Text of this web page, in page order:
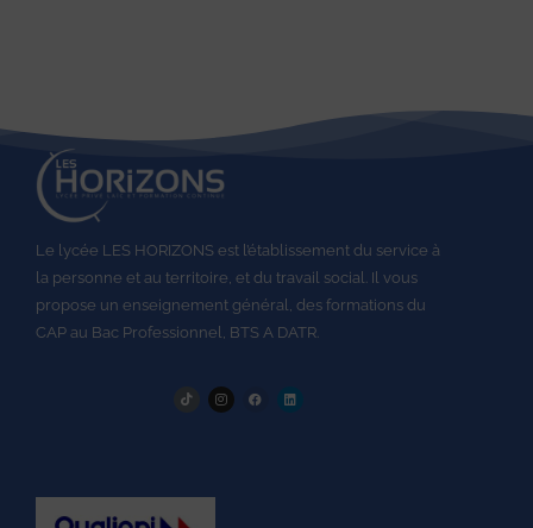
Le lycée LES HORIZONS est l’établissement du service à
la personne et au territoire, et du travail social. Il vous
propose un enseignement général, des formations du
CAP au Bac Professionnel, BTS A DATR.